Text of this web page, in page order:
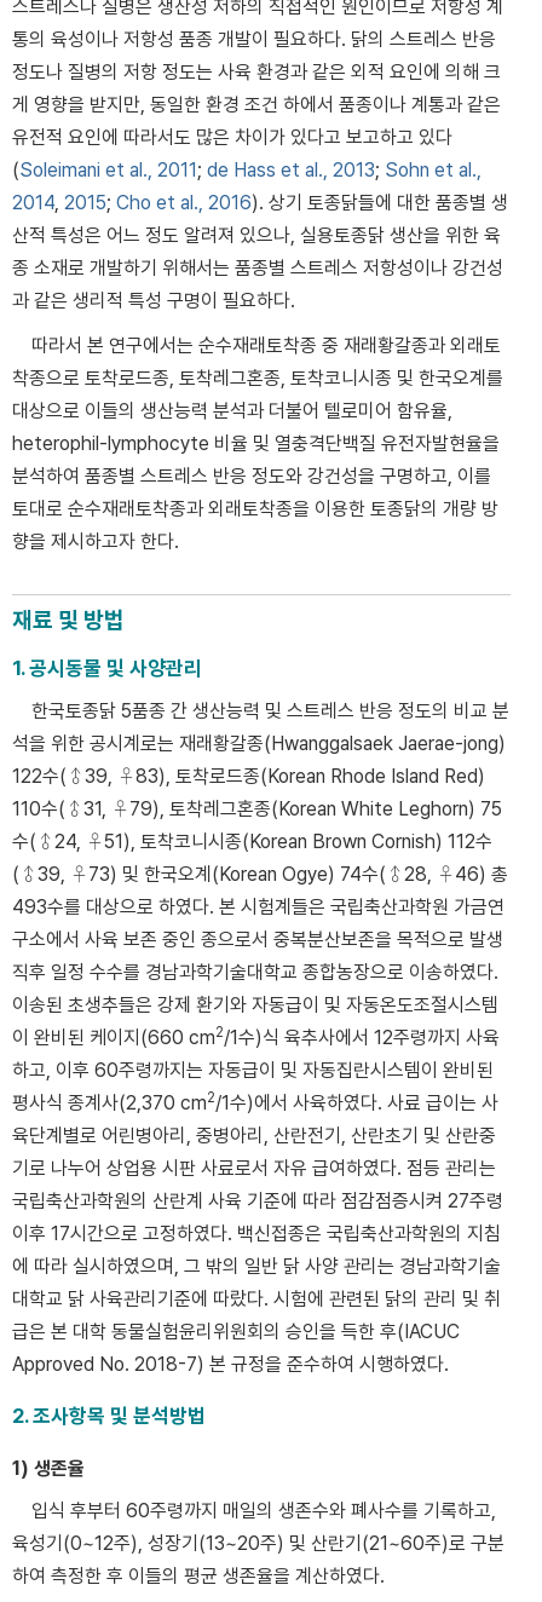
스트레스나 질병은 생산성 저하의 직접적인 원인이므로 저항성 계
통의 육성이나 저항성 품종 개발이 필요하다. 닭의 스트레스 반응
정도나 질병의 저항 정도는 사육 환경과 같은 외적 요인에 의해 크
게 영향을 받지만, 동일한 환경 조건 하에서 품종이나 계통과 같은
유전적 요인에 따라서도 많은 차이가 있다고 보고하고 있다
(Soleimani et al., 2011; de Hass et al., 2013; Sohn et al.,
2014, 2015; Cho et al., 2016). 상기 토종닭들에 대한 품종별 생
산적 특성은 어느 정도 알려져 있으나, 실용토종닭 생산을 위한 육
종 소재로 개발하기 위해서는 품종별 스트레스 저항성이나 강건성
과 같은 생리적 특성 구명이 필요하다.
따라서 본 연구에서는 순수재래토착종 중 재래황갈종과 외래토
착종으로 토착로드종, 토착레그혼종, 토착코니시종 및 한국오계를
대상으로 이들의 생산능력 분석과 더불어 텔로미어 함유율,
heterophil-lymphocyte 비율 및 열충격단백질 유전자발현율을
분석하여 품종별 스트레스 반응 정도와 강건성을 구명하고, 이를
토대로 순수재래토착종과 외래토착종을 이용한 토종닭의 개량 방
향을 제시하고자 한다.
재료 및 방법
1. 공시동물 및 사양관리
한국토종닭 5품종 간 생산능력 및 스트레스 반응 정도의 비교 분
석을 위한 공시계로는 재래황갈종(Hwanggalsaek Jaerae-jong)
122수(♂39, ♀83), 토착로드종(Korean Rhode Island Red)
110수(♂31, ♀79), 토착레그혼종(Korean White Leghorn) 75
수(♂24, ♀51), 토착코니시종(Korean Brown Cornish) 112수
(♂39, ♀73) 및 한국오계(Korean Ogye) 74수(♂28, ♀46) 총
493수를 대상으로 하였다. 본 시험계들은 국립축산과학원 가금연
구소에서 사육 보존 중인 종으로서 중복분산보존을 목적으로 발생
직후 일정 수수를 경남과학기술대학교 종합농장으로 이송하였다.
이송된 초생추들은 강제 환기와 자동급이 및 자동온도조절시스템
이 완비된 케이지(660 cm2/1수)식 육추사에서 12주령까지 사육
하고, 이후 60주령까지는 자동급이 및 자동집란시스템이 완비된
평사식 종계사(2,370 cm2/1수)에서 사육하였다. 사료 급이는 사
육단계별로 어린병아리, 중병아리, 산란전기, 산란초기 및 산란중
기로 나누어 상업용 시판 사료로서 자유 급여하였다. 점등 관리는
국립축산과학원의 산란계 사육 기준에 따라 점감점증시켜 27주령
이후 17시간으로 고정하였다. 백신접종은 국립축산과학원의 지침
에 따라 실시하였으며, 그 밖의 일반 닭 사양 관리는 경남과학기술
대학교 닭 사육관리기준에 따랐다. 시험에 관련된 닭의 관리 및 취
급은 본 대학 동물실험윤리위원회의 승인을 득한 후(IACUC
Approved No. 2018-7) 본 규정을 준수하여 시행하였다.
2. 조사항목 및 분석방법
1) 생존율
입식 후부터 60주령까지 매일의 생존수와 폐사수를 기록하고,
육성기(0~12주), 성장기(13~20주) 및 산란기(21~60주)로 구분
하여 측정한 후 이들의 평균 생존율을 계산하였다.